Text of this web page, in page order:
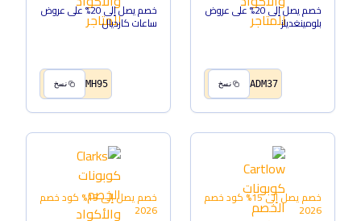
خصم يصل إلى 20% على عروض
بلومينغديلز
ADM37 نسخ
خصم يصل إلى 20% على عروض
ساعات كارديال
MH95 نسخ
خصم يصل إلى 15% كود خصم
2026
خصم يصل إلى 15% كود خصم
2026